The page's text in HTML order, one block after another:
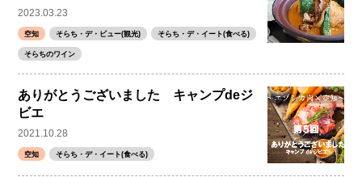
2023.03.23
空知 そらち・デ・ビュー(観光) そらち・デ・イート(食べる)
そらちのワイン
ありがとうございました キャンプdeジ
ビエ
2021.10.28
空知 そらち・デ・イート(食べる)